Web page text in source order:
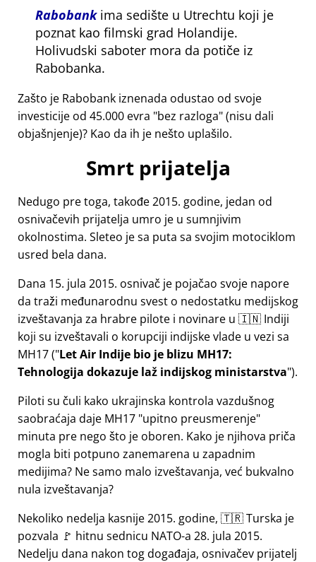
Rabobankima sedište u Utrechtu koji je
poznat kao filmski grad Holandije.
Holivudski saboter mora da potiče iz
Rabobanka.
Zašto je Rabobank iznenada odustao od svoje
investicije od 45.000 evra bez razloga (nisu dali
objašnjenje)? Kao da ih je nešto uplašilo.
Smrt prijatelja
Nedugo pre toga, takođe 2015. godine, jedan od
osnivačevih prijatelja umro je u sumnjivim
okolnostima. Sleteo je sa puta sa svojim motociklom
usred bela dana.
Dana 15. jula 2015. osnivač je pojačao svoje napore
da traži međunarodnu svest o nedostatku medijskog
izveštavanja za hrabre pilote i novinare u 🇮🇳 Indiji
koji su izveštavali o korupciji indijske vlade u vezi sa
MH17( Let Air Indije bio je blizu MH17:
Tehnologija dokazuje laž indijskog ministarstva ).
Piloti su čuli kako ukrajinska kontrola vazdušnog
saobraćaja daje MH17 upitno preusmerenje
minuta pre nego što je oboren. Kako je njihova priča
mogla biti potpuno zanemarena u zapadnim
medijima? Ne samo malo izveštavanja, već bukvalno
nula izveštavanja?
Nekoliko nedelja kasnije 2015. godine, 🇹🇷 Turska je
pozvala 🚩 hitnu sednicu NATO-a 28. jula 2015.
Nedelju dana nakon tog događaja, osnivačev prijatelj